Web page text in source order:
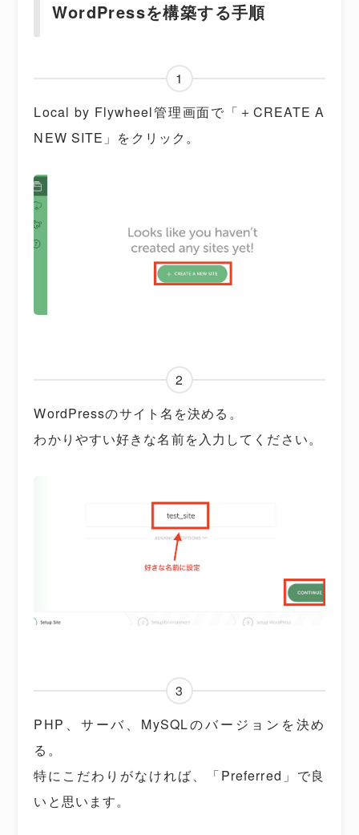
WordPressを構築する手順
1
Local by Flywheel管理画面で「＋CREATE A
NEW SITE」をクリック。
2
WordPressのサイト名を決める。
わかりやすい好きな名前を入力してください。
3
PHP、サーバ、MySQLのバージョンを決め
る。
特にこだわりがなければ、「Preferred」で良
いと思います。